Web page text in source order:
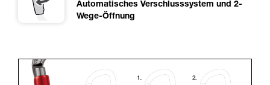
Automatisches Verschlusssystem und 2-
Wege-Öffnung